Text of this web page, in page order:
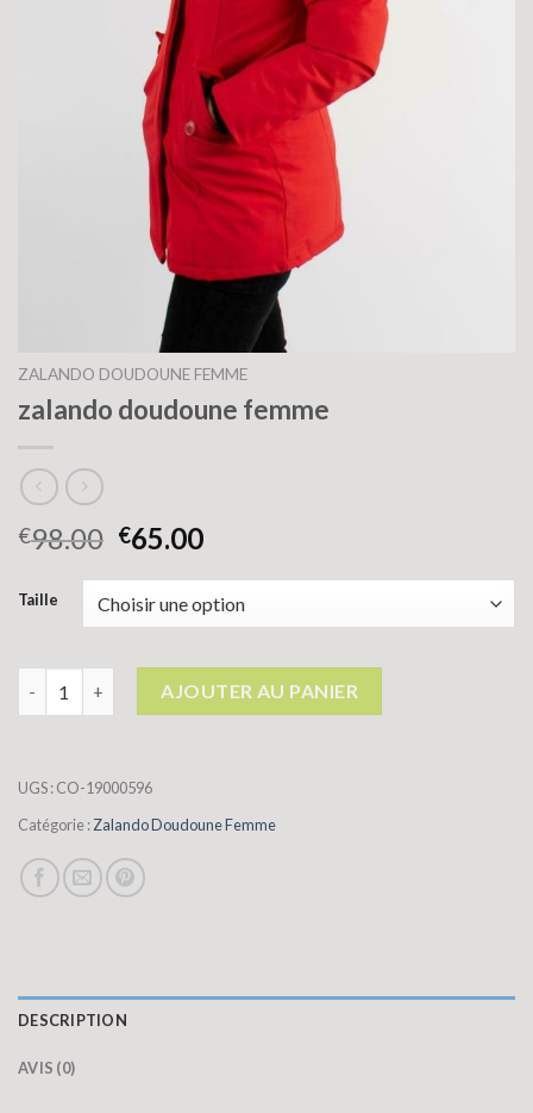
ZALANDO DOUDOUNE FEMME
zalando doudoune femme
€98.00 €65.00
Taille
quantité de zalando doudoune femme
AJOUTER AU PANIER
UGS :CO-19000596
Catégorie :Zalando Doudoune Femme
DESCRIPTION
AVIS (0)